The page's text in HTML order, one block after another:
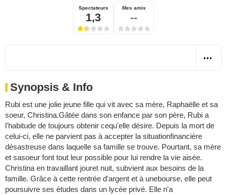
Spectateurs
1,3
Mes amis
--
Synopsis & Info
Rubi est une jolie jeune fille qui vit avec sa mère, Raphaëlle et sa
soeur, Christina.Gâtée dans son enfance par son père, Rubi a
l'habitude de toujours obtenir cequ'elle désire. Depuis la mort de
celui-ci, elle ne parvient pas à accepter la situationfinancière
désastreuse dans laquelle sa famille se trouve. Pourtant, sa mère
et sasoeur font tout leur possible pour lui rendre la vie aisée.
Christina en travaillant jouret nuit, subvient aux besoins de la
famille. Grâce à cette rentrée d'argent et à unebourse, elle peut
poursuivre ses études dans un lycée privé. Elle n'a